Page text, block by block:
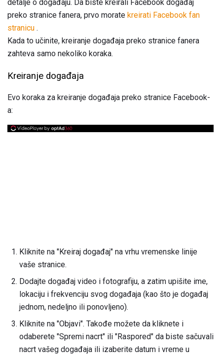
detalje o događaju. Da biste kreirali Facebook događaj
preko stranice fanera, prvo morate kreirati Facebook fan
stranicu .
Kada to učinite, kreiranje događaja preko stranice fanera
zahteva samo nekoliko koraka.
Kreiranje događaja
Evo koraka za kreiranje događaja preko stranice Facebook-
a:
Kliknite na "Kreiraj događaj" na vrhu vremenske linije
vaše stranice.
Dodajte događaj video i fotografiju, a zatim upišite ime,
lokaciju i frekvenciju svog događaja (kao što je događaj
jednom, nedeljno ili ponovljeno).
Kliknite na "Objavi". Takođe možete da kliknete i
odaberete "Spremi nacrt" ili "Raspored" da biste sačuvali
nacrt vašeg događaja ili izaberite datum i vreme u